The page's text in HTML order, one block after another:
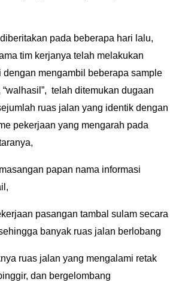
pada beberapa hari lalu,
tim kerjanya telah melakukan
mengambil beberapa sample
telah ditemukan dugaan
ruas jalan yang identik dengan
pekerjaan yang mengarah pada
papan nama informasi
pasangan tambal sulam secara
banyak ruas jalan berlobang
ruas jalan yang mengalami retak
dan bergelombang